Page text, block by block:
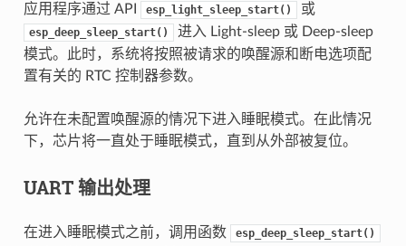
应用程序通过 API esp_light_sleep_start() 或
esp_deep_sleep_start()
进入 Light-sleep 或 Deep-sleep
模式。此时，系统将按照被请求的唤醒源和断电选项配
置有关的 RTC 控制器参数。
允许在未配置唤醒源的情况下进入睡眠模式。在此情况
下，芯片将一直处于睡眠模式，直到从外部被复位。
UART 输出处理
在进入睡眠模式之前，调用函数 esp_deep_sleep_start()